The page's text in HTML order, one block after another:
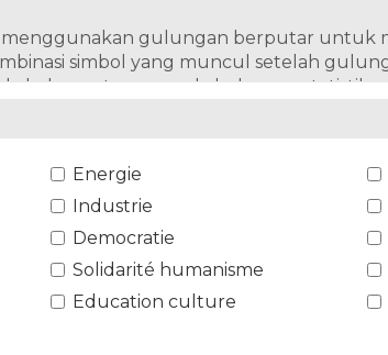
Energie
Industrie
Democratie
Solidarité humanisme
Education culture